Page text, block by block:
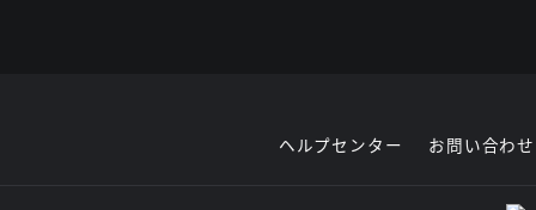
ヘルプセンター お問い合わせ